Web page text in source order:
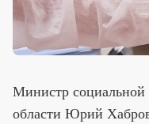
Министр
области Юрий